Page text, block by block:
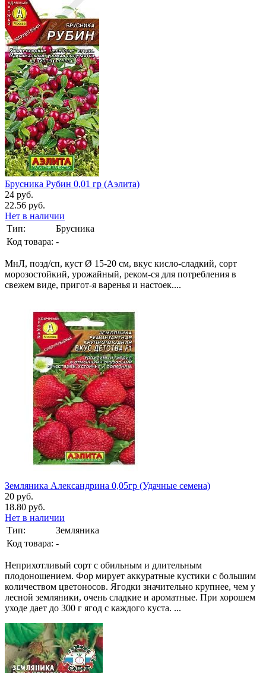
Брусника Рубин 0,01 гр (Аэлита)
24 руб.
22.56 руб.
Нет в наличии
Тип:
Брусника
Код товара: -
МнЛ, позд/сп, куст Ø 15-20 см, вкус кисло-сладкий, сорт
морозостойкий, урожайный, реком-ся для потребления в
свежем виде, пригот-я варенья и настоек....
Земляника Александрина 0,05гр (Удачные семена)
20 руб.
18.80 руб.
Нет в наличии
Тип:
Земляника
Код товара: -
Неприхотливый сорт с обильным и длительным
плодоношением. Фор мирует аккуратные кустики с большим
количеством цветоносов. Ягодки значительно крупнее, чем у
лесной земляники, очень сладкие и ароматные. При хорошем
уходе дает до 300 г ягод с каждого куста. ...